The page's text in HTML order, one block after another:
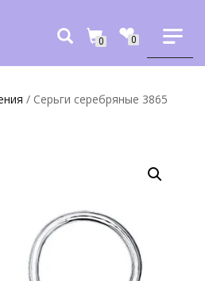
0 0
/ Серьги серебряные 3865